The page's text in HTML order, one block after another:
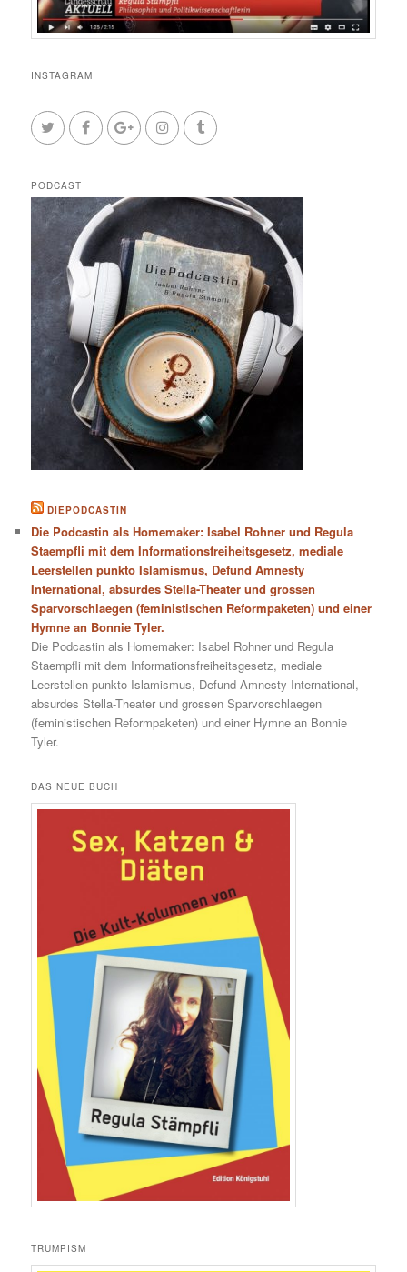
INSTAGRAM
PODCAST
DIEPODCASTIN
Die Podcastin als Homemaker: Isabel Rohner und Regula
Staempfli mit dem Informationsfreiheitsgesetz, mediale
Leerstellen punkto Islamismus, Defund Amnesty
International, absurdes Stella-Theater und grossen
Sparvorschlaegen (feministischen Reformpaketen) und einer
Hymne an Bonnie Tyler.
Die Podcastin als Homemaker: Isabel Rohner und Regula
Staempfli mit dem Informationsfreiheitsgesetz, mediale
Leerstellen punkto Islamismus, Defund Amnesty International,
absurdes Stella-Theater und grossen Sparvorschlaegen
(feministischen Reformpaketen) und einer Hymne an Bonnie
Tyler.
DAS NEUE BUCH
TRUMPISM